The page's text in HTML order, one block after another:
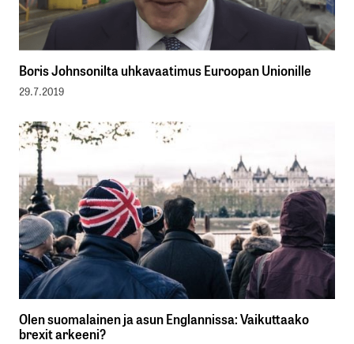
Boris Johnsonilta uhkavaatimus Euroopan Unionille
29.7.2019
Olen suomalainen ja asun Englannissa: Vaikuttaako
brexit arkeeni?